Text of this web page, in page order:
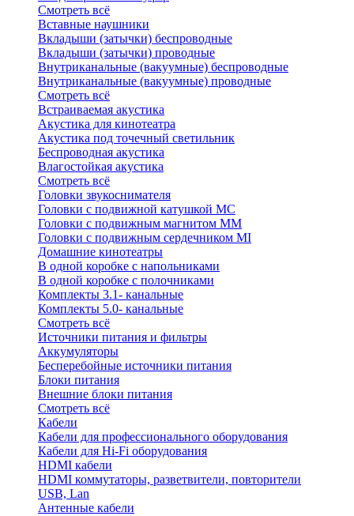
Смотреть всё
Вставные наушники
Вкладыши (затычки) беспроводные
Вкладыши (затычки) проводные
Внутриканальные (вакуумные) беспроводные
Внутриканальные (вакуумные) проводные
Смотреть всё
Встраиваемая акустика
Акустика для кинотеатра
Акустика под точечный светильник
Беспроводная акустика
Влагостойкая акустика
Смотреть всё
Головки звукоснимателя
Головки с подвижной катушкой MC
Головки с подвижным магнитом ММ
Головки с подвижным сердечником MI
Домашние кинотеатры
В одной коробке с напольниками
В одной коробке с полочниками
Комплекты 3.1- канальные
Комплекты 5.0- канальные
Смотреть всё
Источники питания и фильтры
Аккумуляторы
Бесперебойные источники питания
Блоки питания
Внешние блоки питания
Смотреть всё
Кабели
Кабели для профессионального оборудования
Кабели для Hi-Fi оборудования
HDMI кабели
HDMI коммутаторы, разветвители, повторители
USB, Lan
Антенные кабели